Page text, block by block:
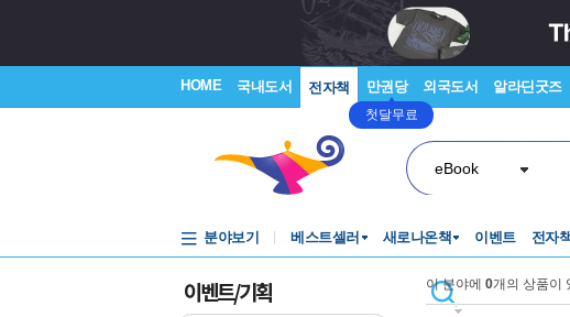
HOME 국내도서 전자책 만권당
첫달무료
외국도서 알라딘굿즈
eBook
분야보기 베스트셀러 새로나온책 이벤트 전자
이벤트/기획 이 분야에 0개의 상품이